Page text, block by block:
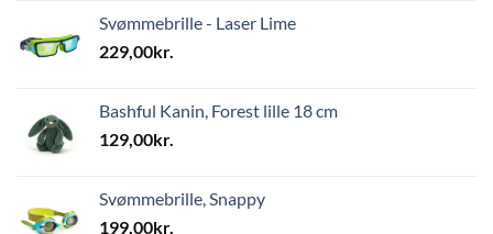
Svømmebrille - Laser Lime
229,00kr.
Bashful Kanin, Forest lille 18 cm
129,00kr.
Svømmebrille, Snappy
199,00kr.